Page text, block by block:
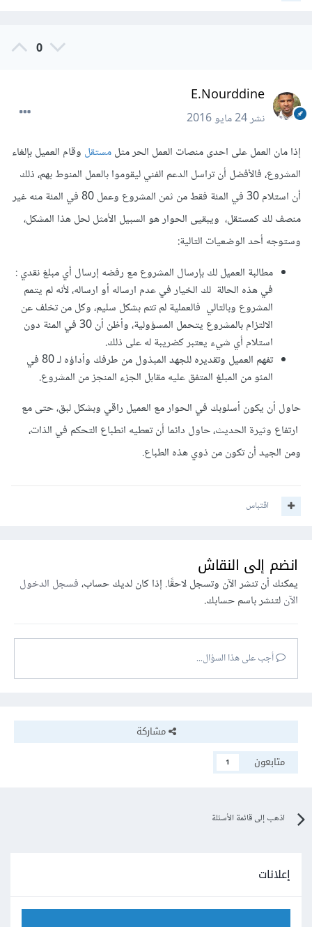
0
E.Nourddine
نشر24 مايو 2016
إذا مان العمل على احدى منصات العمل الحر مثلمستقلوقام العميل بإلغاء
المشروع، فالأفضل أن تراسل الدعم الفني ليقوموا بالعمل المنوط بهم، ذلك
أن استلام 30 في المئة فقط من ثمن المشروع وعمل 80 في المئة منه غير
منصف لك كمستقل، ويبقيى الحوار هو السبيل الأمثل لحل هذا المشكل،
وستوجه أحد الوضعيات التالية:
مطالبة العميل لك بإرسال المشروع مع رفضه إرسال أي مبلغ نقدي :
في هذه الحالة لك الخيار في عدم ارساله أو ارساله، لأنه لم يتمم
المشروع وبالتالي فالعملية لم تتم بشكل سليم، وكل من تخلف عن
الالتزام بالمشروع يتحمل المسؤولية، وأظن أن 30 في المئة دون
استلام أي شيء يعتبر كضريبة له على ذلك.
تفهم العميل وتقديره للجهد المبذول من طرفك وأداؤه لـ 80 في
المئو من المبلغ المتفق عليه مقابل الجزء المنجز من المشروع.
حاول أن يكون أسلوبك في الحوار مع العميل راقي وبشكل لبق، حتى مع
ارتفاع وثيرة الحديث، حاول دائما أن تعطيه انطباع التحكم في الذات،
ومن الجيد أن تكون من ذوي هذه الطباع.
اقتباس
انضم إلى النقاش
يمكنك أن تنشر الآن وتسجل لاحقًا. إذا كان لديك حساب،فسجل الدخول
الآنلتنشر باسم حسابك.
أجب على هذا السؤال...
مشاركة
متابعون
1
اذهب إلى قائمة الأسئلة
إعلانات